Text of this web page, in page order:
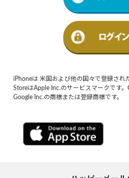
iPhoneは 米国および他の国々で登録され
StoreはApple Inc.のサービスマークです。
Google Inc.の商標または登録商標です。